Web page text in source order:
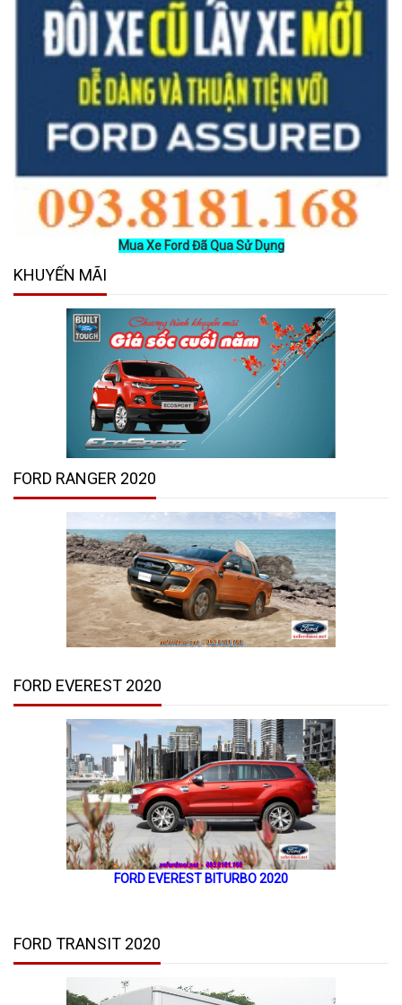
Mua Xe Ford Đã Qua Sử Dụng
KHUYẾN MÃI
FORD RANGER 2020
FORD EVEREST 2020
FORD EVEREST BITURBO 2020
FORD TRANSIT 2020